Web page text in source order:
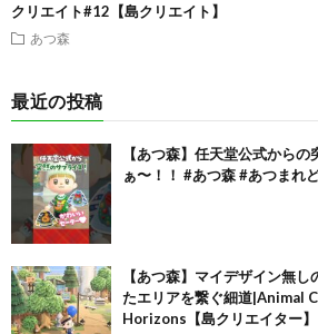
クリエイト#12【島クリエイト】
あつ森
最近の投稿
【あつ森】任天堂公式から
ぁ〜！！ #あつ森 #あつまれ
【あつ森】マイデザイン無
たエリアを繋ぐ細道|Animal
Horizons【島クリエイター】